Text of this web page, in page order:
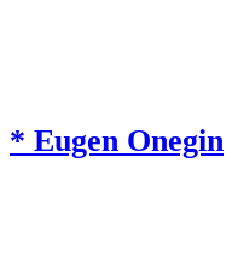
* Eugen Onegin